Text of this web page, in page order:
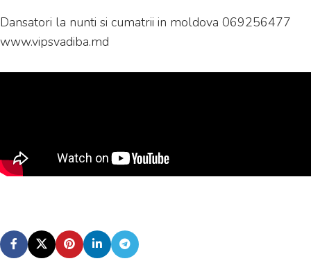
Dansatori la nunti si cumatrii in moldova 069256477
www.vipsvadiba.md